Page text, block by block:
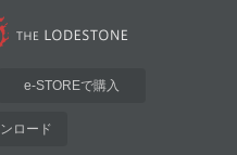
e-STOREで購入
ロード